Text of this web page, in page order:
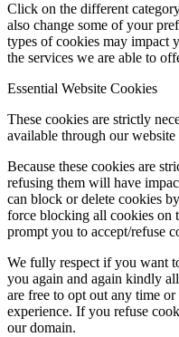
Click on the different
also change some of your
types of cookies may impact
the services we are able to
Essential Website Cookies
These cookies are strictly
available through our website
Because these cookies are
refusing them will have
can block or delete cookies
force blocking all cookies on
prompt you to accept/refuse
We fully respect if you want
you again and again kindly
are free to opt out any time
experience. If you refuse
our domain.